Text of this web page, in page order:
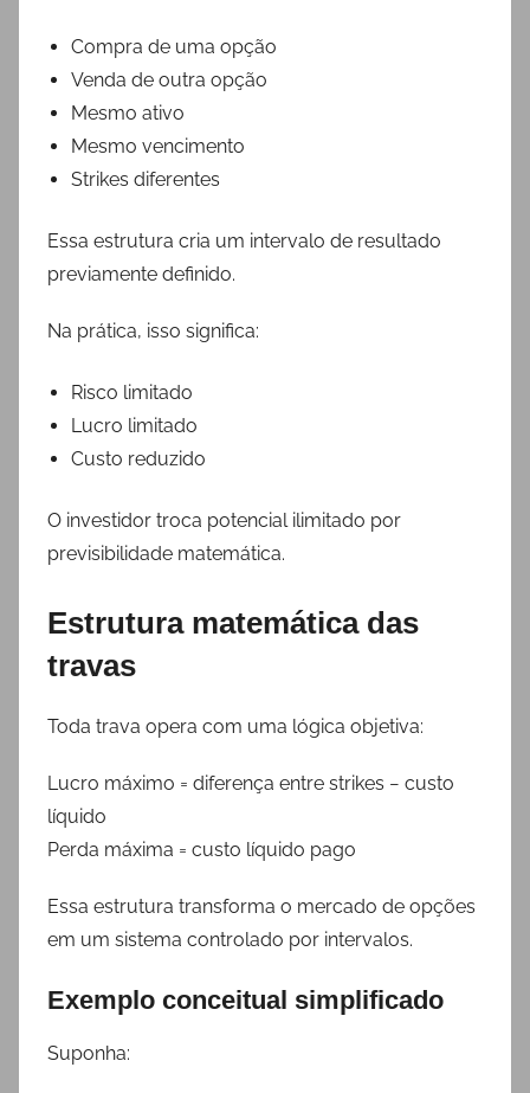
Compra de uma opção
Venda de outra opção
Mesmo ativo
Mesmo vencimento
Strikes diferentes
Essa estrutura cria um intervalo de resultado
previamente definido.
Na prática, isso significa:
Risco limitado
Lucro limitado
Custo reduzido
O investidor troca potencial ilimitado por
previsibilidade matemática.
Estrutura matemática das
travas
Toda trava opera com uma lógica objetiva:
Lucro máximo = diferença entre strikes − custo
líquido
Perda máxima = custo líquido pago
Essa estrutura transforma o mercado de opções
em um sistema controlado por intervalos.
Exemplo conceitual simplificado
Suponha: